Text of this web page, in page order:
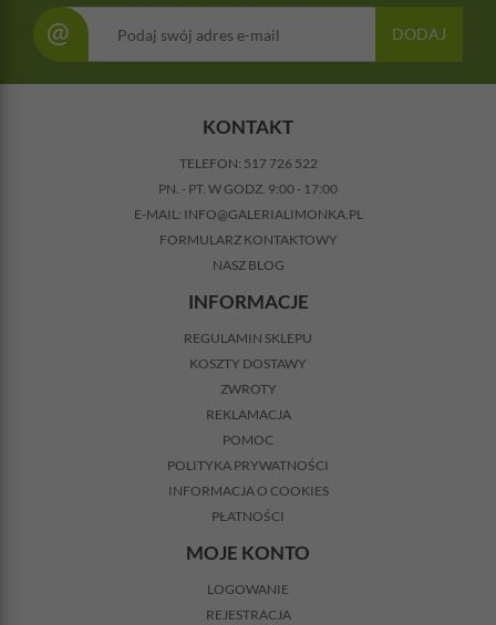
@ DODAJ
KONTAKT
TELEFON: 517 726 522
PN. - PT. W GODZ. 9:00 - 17:00
E-MAIL: INFO@GALERIALIMONKA.PL
FORMULARZ KONTAKTOWY
NASZ BLOG
INFORMACJE
REGULAMIN SKLEPU
KOSZTY DOSTAWY
ZWROTY
REKLAMACJA
POMOC
POLITYKA PRYWATNOŚCI
INFORMACJA O COOKIES
PŁATNOŚCI
MOJE KONTO
LOGOWANIE
REJESTRACJA